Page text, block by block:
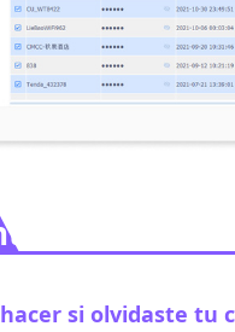
frecuentes.
si olvidaste tu